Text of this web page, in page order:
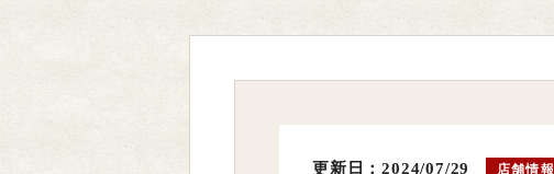
更新日：2024/07/29 店舗情報